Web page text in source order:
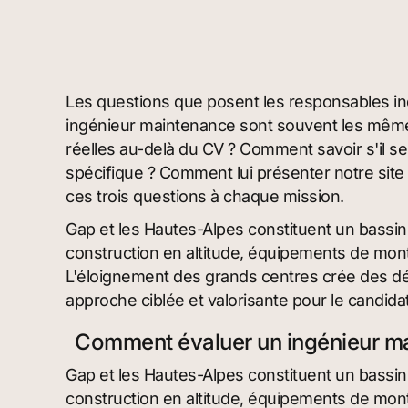
Les questions que posent les responsables
ingénieur maintenance sont souvent les
réelles au-delà du CV ? Comment savoir s'il
spécifique ? Comment lui présenter notre
ces trois questions à chaque mission.
Gap et les Hautes-Alpes constituent un
construction en altitude, équipements de
L'éloignement des grands centres crée des
approche ciblée et valorisante pour le
Comment évaluer un ingénieur
Gap et les Hautes-Alpes constituent un
construction en altitude, équipements de